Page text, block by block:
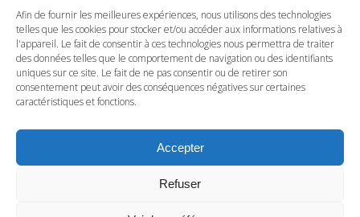
Afin de fournir les meilleures expériences, nous utilisons des technologies
telles que les cookies pour stocker et/ou accéder aux informations relatives à
l'appareil. Le fait de consentir à ces technologies nous permettra de traiter
des données telles que le comportement de navigation ou des identifiants
uniques sur ce site. Le fait de ne pas consentir ou de retirer son
consentement peut avoir des conséquences négatives sur certaines
caractéristiques et fonctions.
Accepter
Refuser
protectionnisme, nouvel ordre économique
mondial, unilatéralisme, Brexit et guerre
commerciale, entre autres… Nous traiterons en
outre des sujets suivants : le projet du code
européen des affaires le retour d’expériences